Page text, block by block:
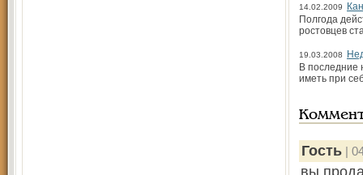
14.02.2009
Полгода
ростовцев
19.03.2008
В последние
иметь при
Гость |
вы